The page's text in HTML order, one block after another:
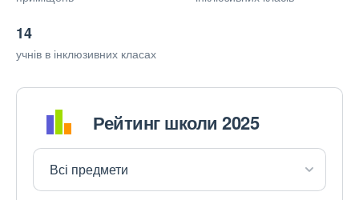
14
учнів в інклюзивних класах
Рейтинг школи 2025